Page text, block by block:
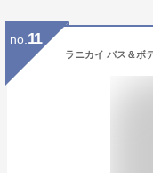
no. 11